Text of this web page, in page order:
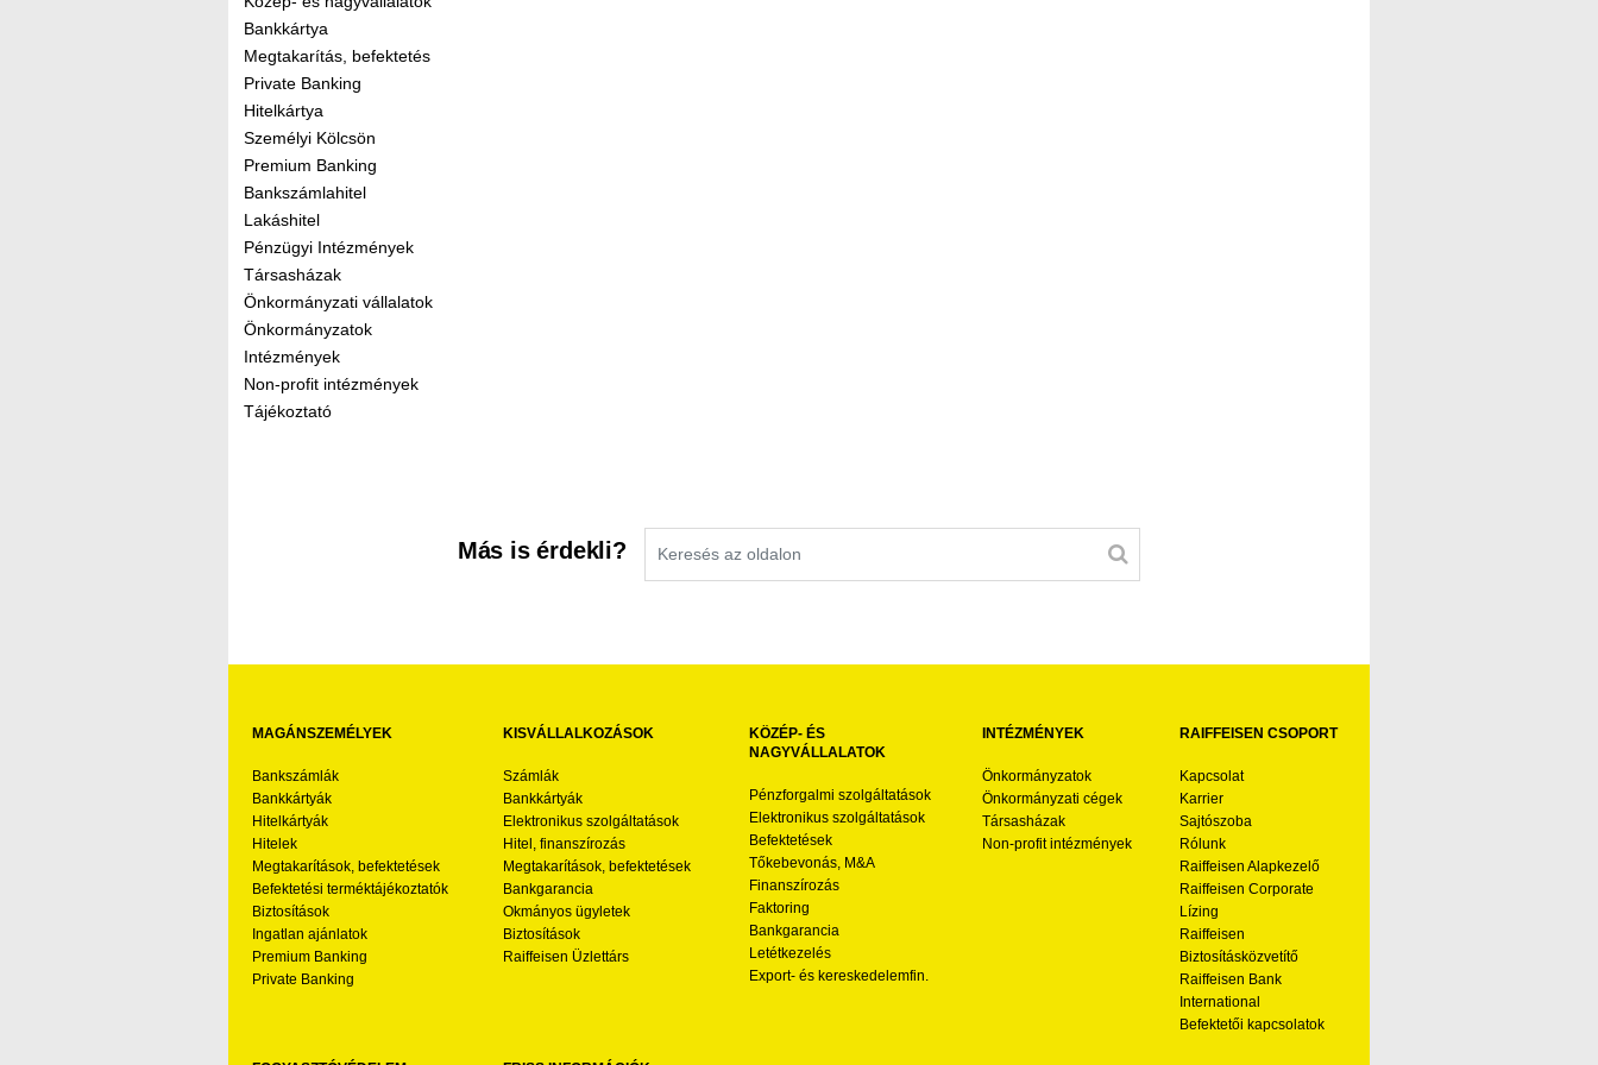
Bankkártya
Megtakarítás, befektetés
Private Banking
Hitelkártya
Személyi Kölcsön
Premium Banking
Bankszámlahitel
Lakáshitel
Pénzügyi Intézmények
Társasházak
Önkormányzati vállalatok
Önkormányzatok
Intézmények
Non-profit intézmények
Tájékoztató
Más is érdekli?
MAGÁNSZEMÉLYEK
Bankszámlák
Bankkártyák
Hitelkártyák
Hitelek
Megtakarítások, befektetések
Befektetési terméktájékoztatók
Biztosítások
Ingatlan ajánlatok
Premium Banking
Private Banking
KISVÁLLALKOZÁSOK
Számlák
Bankkártyák
Elektronikus szolgáltatások
Hitel, finanszírozás
Megtakarítások, befektetések
Bankgarancia
Okmányos ügyletek
Biztosítások
Raiffeisen Üzlettárs
KÖZÉP- ÉS
NAGYVÁLLALATOK
Pénzforgalmi szolgáltatások
Elektronikus szolgáltatások
Befektetések
Tőkebevonás, M&A
Finanszírozás
Faktoring
Bankgarancia
Letétkezelés
Export- és kereskedelemfin.
INTÉZMÉNYEK
Önkormányzatok
Önkormányzati cégek
Társasházak
Non-profit intézmények
RAIFFEISEN CSOPORT
Kapcsolat
Karrier
Sajtószoba
Rólunk
Raiffeisen Alapkezelő
Raiffeisen Corporate
Lízing
Raiffeisen
Biztosításközvetítő
Raiffeisen Bank
International
Befektetői kapcsolatok